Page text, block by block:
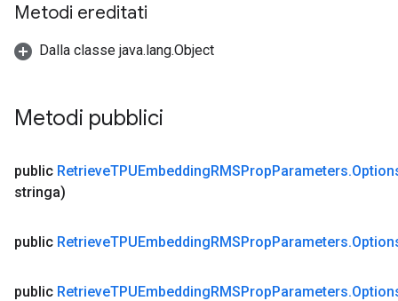
Metodi ereditati
Dalla classe java.lang.Object
Metodi pubblici
public RetrieveTPUEmbeddingRMSPropParameters.
stringa)
public RetrieveTPUEmbeddingRMSPropParameters.
public RetrieveTPUEmbeddingRMSPropParameters.